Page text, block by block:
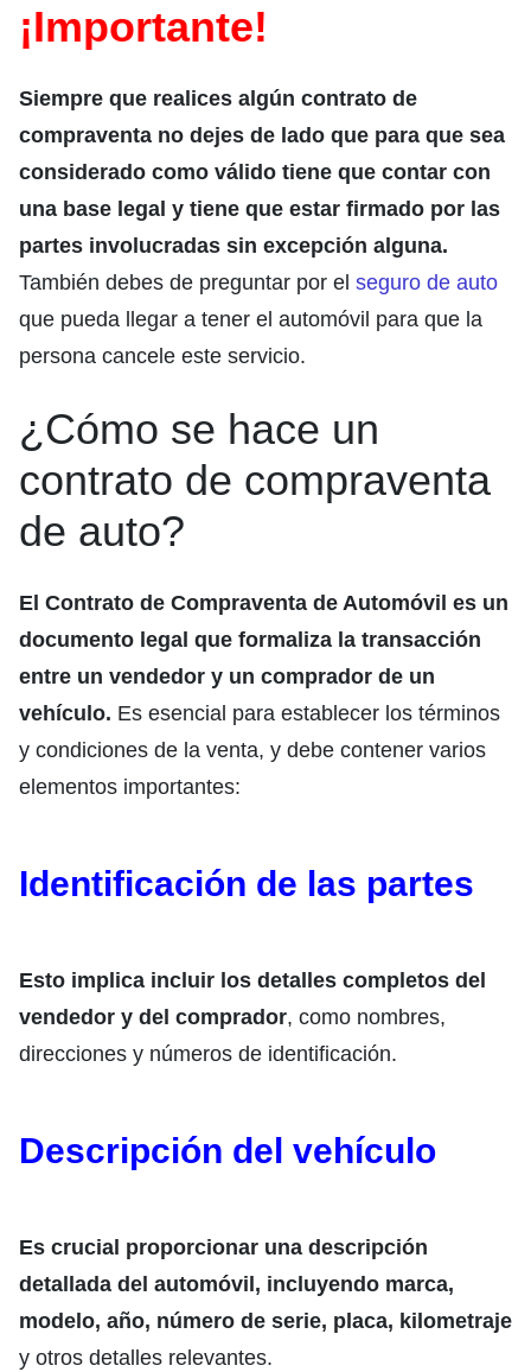
¡Importante!
Siempre que realices algún contrato de
compraventa no dejes de lado que para que sea
considerado como válido tiene que contar con
una base legal y tiene que estar firmado por las
partes involucradas sin excepción alguna.
También debes de preguntar por el seguro de auto
que pueda llegar a tener el automóvil para que la
persona cancele este servicio.
¿Cómo se hace un
contrato de compraventa
de auto?
El Contrato de Compraventa de Automóvil es un
documento legal que formaliza la transacción
entre un vendedor y un comprador de un
vehículo. Es esencial para establecer los términos
y condiciones de la venta, y debe contener varios
elementos importantes:
Identificación de las partes
Esto implica incluir los detalles completos del
vendedor y del comprador, como nombres,
direcciones y números de identificación.
Descripción del vehículo
Es crucial proporcionar una descripción
detallada del automóvil, incluyendo marca,
modelo, año, número de serie, placa, kilometraje
y otros detalles relevantes.